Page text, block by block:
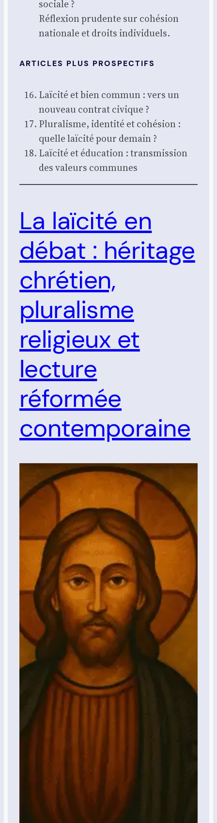
sociale ?
Réflexion pru­dente sur cohé­sion
natio­nale et droits indi­vi­duels.
ARTICLES PLUS PROSPECTIFS
Laï­ci­té et bien com­mun : vers un
nou­veau contrat civique ?
Plu­ra­lisme, iden­ti­té et cohé­sion :
quelle laï­ci­té pour demain ?
Laï­ci­té et édu­ca­tion : trans­mis­sion
des valeurs com­munes
La laïcité en
débat : héritage
chrétien,
pluralisme
religieux et
lecture
réformée
contemporaine